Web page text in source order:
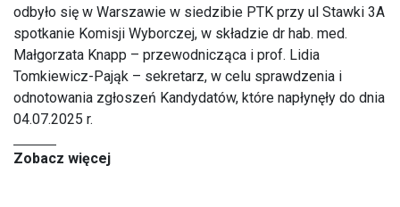
odbyło się w Warszawie w siedzibie PTK przy ul Stawki 3A
spotkanie Komisji Wyborczej, w składzie dr hab. med.
Małgorzata Knapp – przewodnicząca i prof. Lidia
Tomkiewicz-Pająk – sekretarz, w celu sprawdzenia i
odnotowania zgłoszeń Kandydatów, które napłynęły do dnia
04.07.2025 r.
Zobacz więcej